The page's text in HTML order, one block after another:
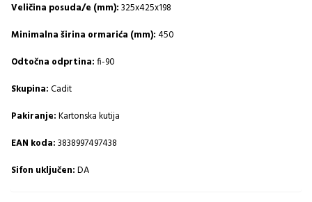
Veličina posuda/e (mm):325x425x198
Minimalna širina ormarića (mm):450
Odtočna odprtina:fi-90
Skupina:Cadit
Pakiranje:Kartonska kutija
EAN koda:3838997497438
Sifon uključen:DA